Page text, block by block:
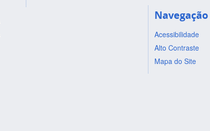
Navegação
Acessibilidade
Alto Contraste
Mapa do Site